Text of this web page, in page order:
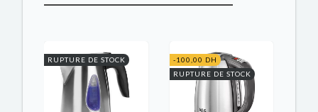
RUPTURE DE STOCK
-100,00 DH
RUPTURE DE STOCK